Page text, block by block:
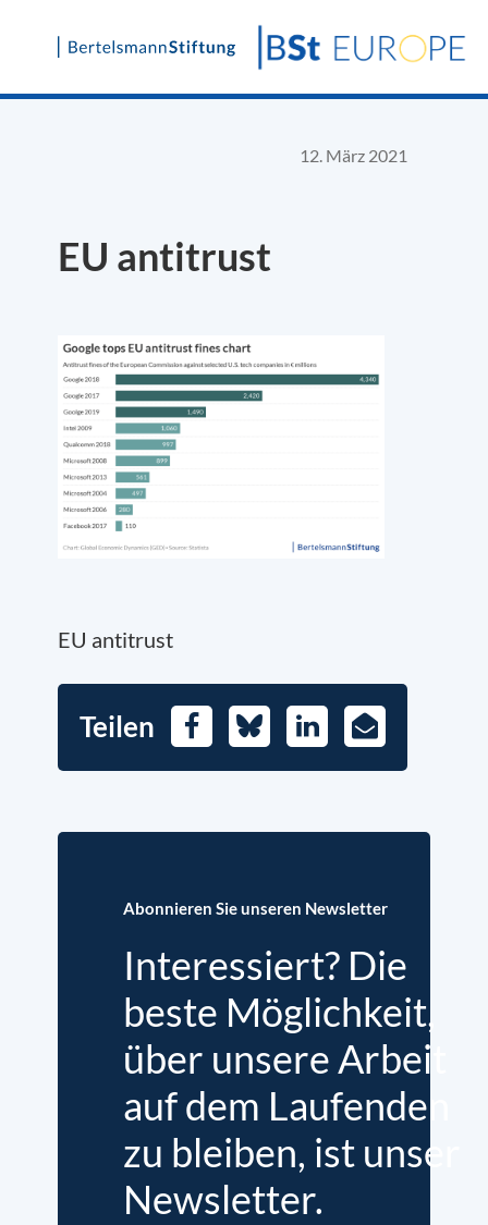
Skip
12. März 2021
EU antitrust
EU antitrust
Teilen FacebookBlueskyLinkedIn
E-
Mail
Abonnieren Sie unseren Newsletter
Interessiert? Die
beste Möglichkeit,
über unsere Arbeit
auf dem Laufenden
zu bleiben, ist unser
Newsletter.